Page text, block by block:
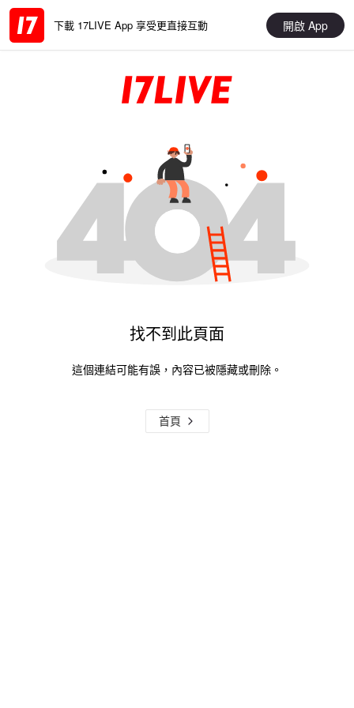
下載 17LIVE App 享受更直接互動 開啟 App
找不到此頁面
這個連結可能有誤，內容已被隱藏或刪除。
首頁